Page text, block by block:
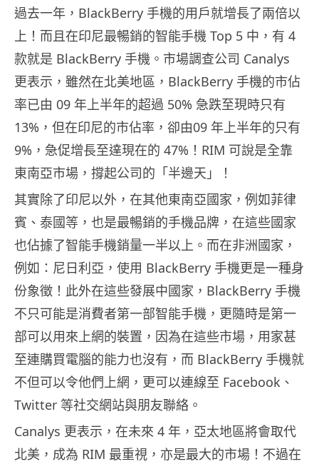
過去一年，BlackBerry 手機的用戶就增長了兩倍以
上！而且在印尼最暢銷的智能手機 Top 5 中，有 4
款就是 BlackBerry 手機。市場調查公司 Canalys
更表示，雖然在北美地區，BlackBerry 手機的市佔
率已由 09 年上半年的超過 50% 急跌至現時只有
13%，但在印尼的市佔率，卻由09 年上半年的只有
9%，急促增長至達現在的 47%！RIM 可說是全靠
東南亞市場，撐起公司的「半邊天」！
其實除了印尼以外，在其他東南亞國家，例如菲律
賓、泰國等，也是最暢銷的手機品牌，在這些國家
也佔據了智能手機銷量一半以上。而在非洲國家，
例如：尼日利亞，使用 BlackBerry 手機更是一種身
份象徵！此外在這些發展中國家，BlackBerry 手機
不只可能是消費者第一部智能手機，更隨時是第一
部可以用來上網的裝置，因為在這些市場，用家甚
至連購買電腦的能力也沒有，而 BlackBerry 手機就
不但可以令他們上網，更可以連線至 Facebook、
Twitter 等社交網站與朋友聯絡。
Canalys 更表示，在未來 4 年，亞太地區將會取代
北美，成為 RIM 最重視，亦是最大的市場！不過在